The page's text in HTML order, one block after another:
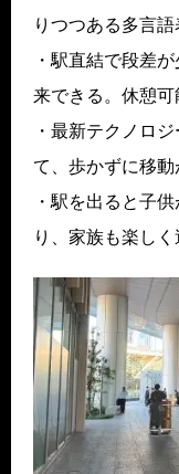
りつつある多言語
・駅直結で段差
来できる。休憩
・最新テクノロ
て、歩かずに移動
・駅を出ると子
り、家族も楽しく